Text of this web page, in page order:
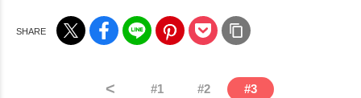
< #1 #2 #3